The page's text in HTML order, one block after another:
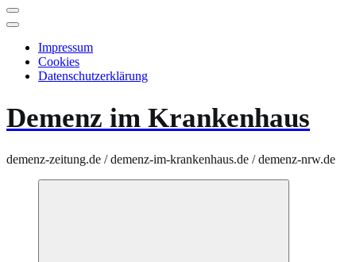
Impressum
Cookies
Datenschutzerklärung
Demenz im Krankenhaus
demenz-zeitung.de / demenz-im-krankenhaus.de / demenz-nrw.de